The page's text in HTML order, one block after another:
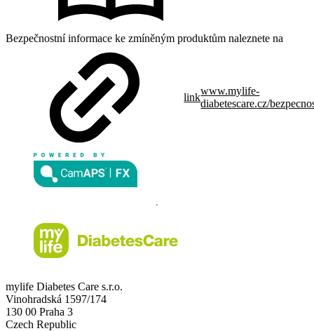
Bezpečnostní informace ke zmíněným produktům naleznete na
link
www.mylife-
diabetescare.cz/
mylife Diabetes Care s.r.o.
Vinohradská 1597/174
130 00 Praha 3
Czech Republic